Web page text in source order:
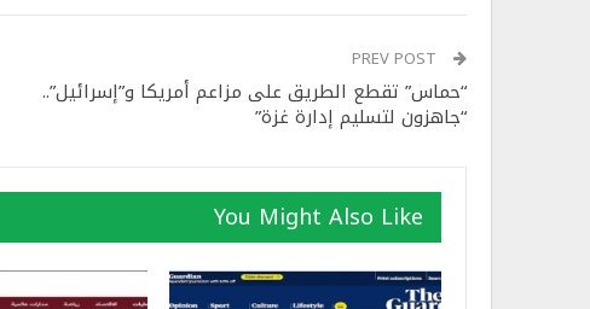
“حماس” تقطع الطريق على مزاعم أمريكا و”إسرائيل”..
“جاهزون لتسليم إدارة غزة”
You Might Also Like